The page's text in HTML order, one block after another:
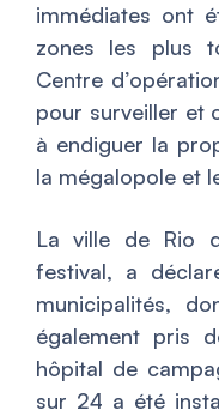
immédiates ont
zones les plus
Centre
pour surveiller et
à endiguer la
la mégalopole et
La ville de Rio
festival, a
municipalités,
également pris
hôpital de
sur 24 a été